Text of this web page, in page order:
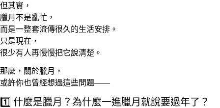
但其實，
臘月不是亂忙，
而是一整套流傳很久的生活安排。
只是現在，
很少有人再慢慢把它說清楚。
那麼，關於臘月，
或許你也曾經想過這些問題——
1️⃣ 什麼是臘月？為什麼一進臘月就說要過年了？